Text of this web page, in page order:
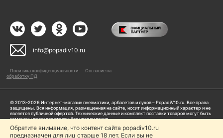
info@popadiv10.ru
Политика конфиденциальности
Согласие на
обработку ПД
© 2013-2026 Интернет-магазин пневматики, арбалетов и луков – PopadiV10.ru. Все права
защищены. Вся информация, размещенная на сайте, носит информационный характер и не
является публичной офертой. Технические данные и комплект поставки товаров могут быть
изменены производителем без уведомления
ИП Жарук Александр Сергеевич, ОГРНИП: 314504704200042
Пользуясь сайтом Popadiv10.ru, пользователь автоматически соглашается с условиями,
Обратите внимание, что контент сайта popadiv10.ru
предназначен для лиц старше 18 лет. Если вы не